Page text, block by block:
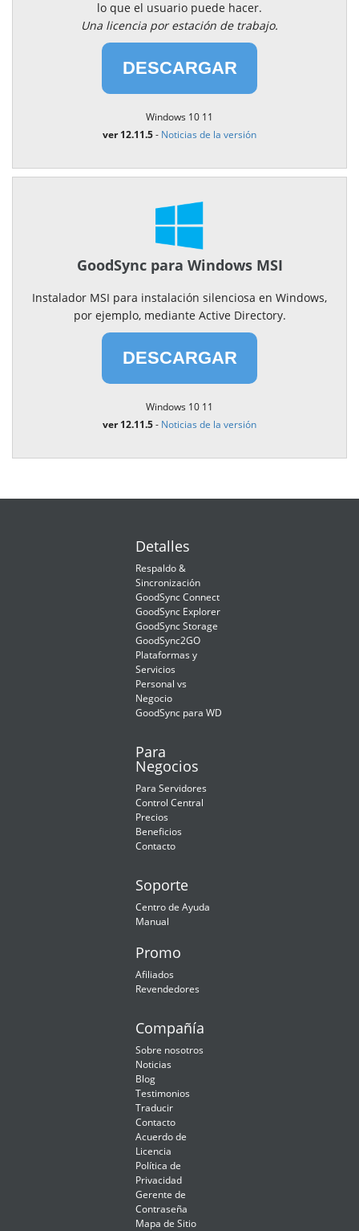
lo que el usuario puede hacer.
Una licencia por estación de trabajo.
DESCARGAR
Windows 10 11
ver 12.11.5- Noticias de la versión
GoodSync para Windows MSI
Instalador MSI para instalación silenciosa en Windows,
por ejemplo, mediante Active Directory.
DESCARGAR
Windows 10 11
ver 12.11.5- Noticias de la versión
Detalles
Respaldo &
Sincronización
GoodSync Connect
GoodSync Explorer
GoodSync Storage
GoodSync2GO
Plataformas y
Servicios
Personal vs
Negocio
GoodSync para WD
Para
Negocios
Para Servidores
Control Central
Precios
Beneficios
Contacto
Soporte
Centro de Ayuda
Manual
Promo
Afiliados
Revendedores
Compañía
Sobre nosotros
Noticias
Blog
Testimonios
Traducir
Contacto
Acuerdo de
Licencia
Política de
Privacidad
Gerente de
Contraseña
Mapa de Sitio